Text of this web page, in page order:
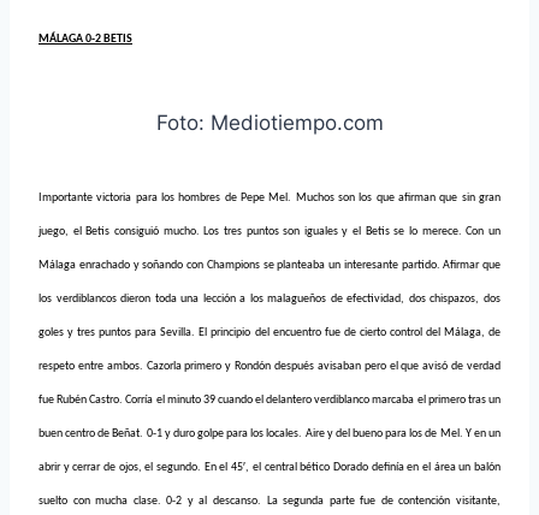
MÁLAGA 0-2 BETIS
Foto: Mediotiempo.com
Importante victoria para los hombres de Pepe Mel. Muchos son los que afirman que sin gran
juego, el Betis consiguió mucho. Los tres puntos son iguales y el Betis se lo merece. Con un
Málaga enrachado y soñando con Champions se planteaba un interesante partido. Afirmar que
los verdiblancos dieron toda una lección a los malagueños de efectividad, dos chispazos, dos
goles y tres puntos para Sevilla. El principio del encuentro fue de cierto control del Málaga, de
respeto entre ambos. Cazorla primero y Rondón después avisaban pero el que avisó de verdad
fue Rubén Castro. Corría el minuto 39 cuando el delantero verdiblanco marcaba el primero tras un
buen centro de Beñat. 0-1 y duro golpe para los locales. Aire y del bueno para los de Mel. Y en un
abrir y cerrar de ojos, el segundo. En el 45′, el central bético Dorado definía en el área un balón
suelto con mucha clase. 0-2 y al descanso. La segunda parte fue de contención visitante,